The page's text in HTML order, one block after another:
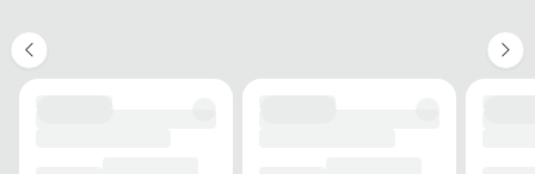
Borracha
ADERÊNCIA
Alta